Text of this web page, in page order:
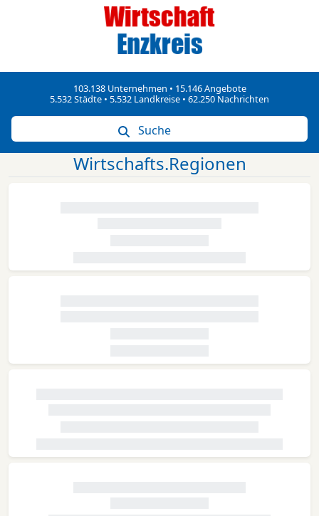
103.138 Unternehmen • 15.146 Angebote
5.532 Städte • 5.532 Landkreise • 62.250 Nachrichten
Suche
Wirtschafts.Regionen